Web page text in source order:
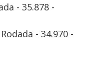
- 35.878 -
- 34.970 -